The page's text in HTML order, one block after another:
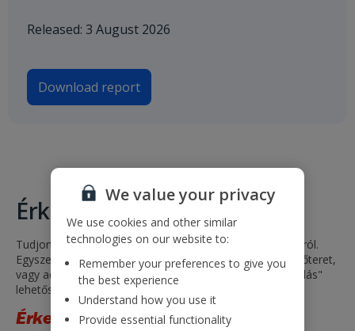
Released: 3 August 2026
Download report
Érkezések és indulások
Tudjon meg mindent a repülési időről és a járat állapotáról.
Egyszerűen válasszon egy indulási és egy érkezési repülőteret,
vagy adjon meg egy járatszámot, és kattintson az „Indulás"
lehetőségre.
Érkezések és indulások
We value your privacy
We use cookies and other similar
technologies on our website to:
Remember your preferences to give you
the best experience
Understand how you use it
Provide essential functionality